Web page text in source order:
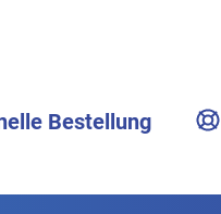
Bestellung